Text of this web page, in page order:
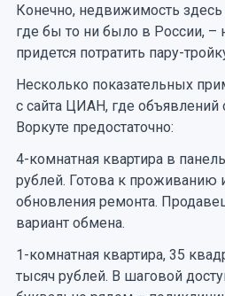
Конечно, недвижимость
где бы то ни было в России, –
придется потратить пару-
Несколько показательных
с сайта ЦИАН, где объявлений
Воркуте предостаточно:
4-комнатная квартира в
рублей. Готова к проживанию
обновления ремонта.
вариант обмена.
1-комнатная квартира, 35
тысяч рублей. В шаговой